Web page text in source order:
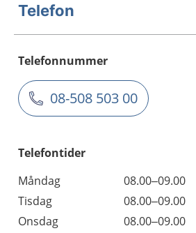
Telefon
Telefonnummer
08-508 503 00
Telefontider
Måndag
08.00–09.00
Tisdag
08.00–09.00
Onsdag
08.00–09.00